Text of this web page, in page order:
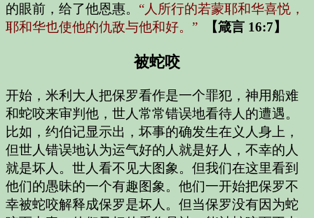
的眼前，给了他恩惠。 “人所行的若蒙耶和华喜悦，
耶和华也使他的仇敌与他和好。”
【箴言 16:7】
被蛇咬
开始，米利大人把保罗看作是一个罪犯，神用船难
和蛇咬来审判他，世人常常错误地看待人的遭遇。
比如，约伯记显示出，坏事的确发生在义人身上，
但世人错误地认为运气好的人就是好人，不幸的人
就是坏人。世人看不见大图象。但我们在这里看到
他们的愚昧的一个有趣图象。他们一开始把保罗不
幸被蛇咬解释成保罗是坏人。但当保罗没有因为蛇